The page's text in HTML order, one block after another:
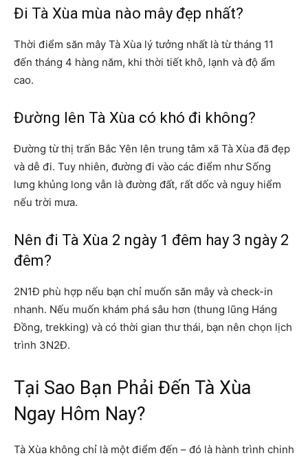
Đi Tà Xùa mùa nào mây đẹp nhất?
Thời điểm săn mây Tà Xùa lý tưởng nhất là từ tháng 11
đến tháng 4 hàng năm, khi thời tiết khô, lạnh và độ ẩm
cao.
Đường lên Tà Xùa có khó đi không?
Đường từ thị trấn Bắc Yên lên trung tâm xã Tà Xùa đã đẹp
và dễ đi. Tuy nhiên, đường đi vào các điểm như Sống
lưng khủng long vẫn là đường đất, rất dốc và nguy hiểm
nếu trời mưa.
Nên đi Tà Xùa 2 ngày 1 đêm hay 3 ngày 2
đêm?
2N1Đ phù hợp nếu bạn chỉ muốn săn mây và check-in
nhanh. Nếu muốn khám phá sâu hơn (thung lũng Háng
Đồng, trekking) và có thời gian thư thái, bạn nên chọn lịch
trình 3N2Đ.
Tại Sao Bạn Phải Đến Tà Xùa
Ngay Hôm Nay?
Tà Xùa không chỉ là một điểm đến – đó là hành trình chinh